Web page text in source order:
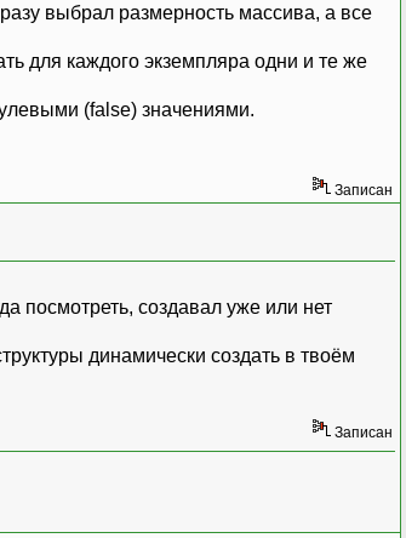
выбрал размерность массива, а все
для каждого экземпляра одни и те же
(false) значениями.
Записан
посмотреть, создавал уже или нет
динамически создать в твоём
Записан